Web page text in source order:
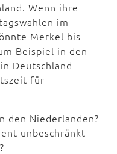
Wenn ihre
im
Merkel bis
Beispiel in den
Deutschland
für
den Niederlanden?
unbeschränkt